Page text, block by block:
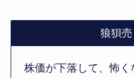
狼狽
株価が下落して、怖